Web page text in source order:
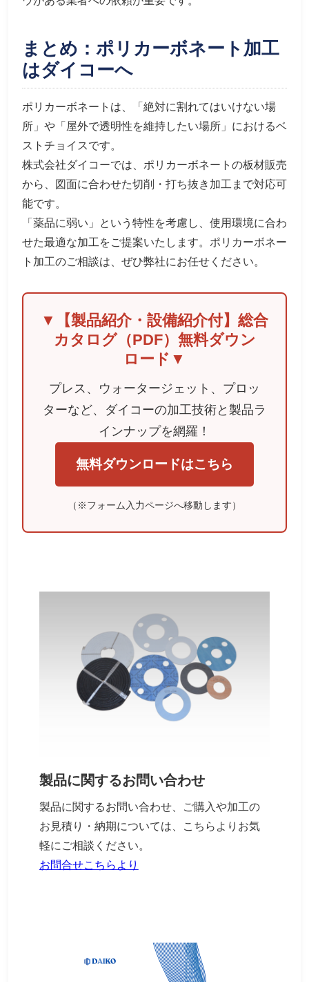
まとめ：ポリカーボネート加工
はダイコーへ
ポリカーボネートは、「絶対に割れてはいけない場
所」や「屋外で透明性を維持したい場所」におけるベ
ストチョイスです。
株式会社ダイコーでは、ポリカーボネートの板材販売
から、図面に合わせた切削・打ち抜き加工まで対応可
能です。
「薬品に弱い」という特性を考慮し、使用環境に合わ
せた最適な加工をご提案いたします。ポリカーボネー
ト加工のご相談は、ぜひ弊社にお任せください。
▼【製品紹介・設備紹介付】総合
カタログ（PDF）無料ダウン
ロード▼
プレス、ウォータージェット、プロッ
ターなど、ダイコーの加工技術と製品ラ
インナップを網羅！
無料ダウンロードはこちら
（※フォーム入力ページへ移動します）
製品に関するお問い合わせ
製品に関するお問い合わせ、ご購入や加工の
お見積り・納期については、こちらよりお気
軽にご相談ください。
お問合せこちらより